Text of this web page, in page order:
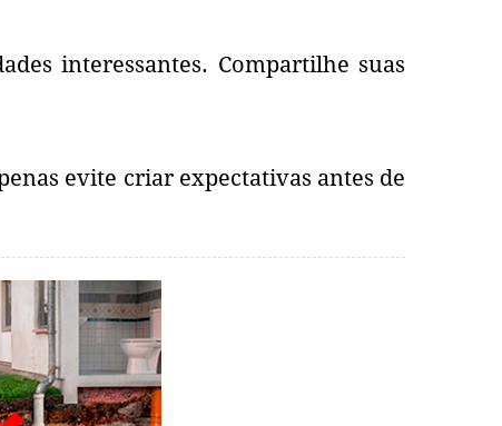
interessantes. Compartilhe suas
evite criar expectativas antes de